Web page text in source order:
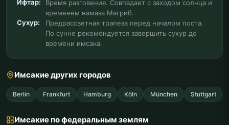
Ифтар:
Время разговения. Совпадает с заходом солнца и
временем намаза Магриб.
Сухур:
Предрассветная трапеза перед началом поста.
По сунне рекомендуется завершить сухур до
времени имсака.
Имсакие других городов
Berlin Frankfurt Hamburg Köln München Stuttgart
Имсакие по федеральным землям